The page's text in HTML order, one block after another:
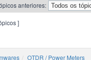
anteriores:
]
OTDR / Power Meters